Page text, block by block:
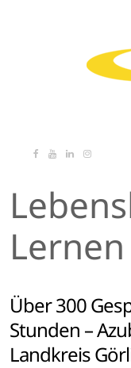
Lernen
Über 300
Stunden –
Landkreis